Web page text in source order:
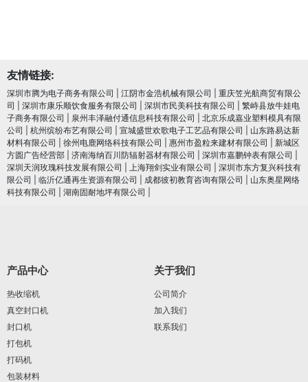
友情链接:
深圳市腾为电子商务有限公司 江阴市金浩机械有限公司
重庆笠光航商贸有限公
司
深圳市康乐顺饮食服务有限公司 深圳市民美科技有限公司
繁峙县放牛娃电
子商务有限公司
泉州丰泽融付通信息科技有限公司
北京乐成嘉业塑料模具有限
公司
杭州缤纷布艺有限公司 宣城盛世欢歌电子工艺品有限公司
山东路易达新
材料有限公司
徐州电鹿网络科技有限公司 惠州市盈粒来建材有限公司
新城区
方圆广告经营部
济南海纳百川防辐射器材有限公司 深圳市嘉鹏钟表有限公司
深圳天润玫瑰科技发展有限公司
上海翔剑实业有限公司
深圳市东方复兴科技有
限公司
临沂亿通再生资源有限公司 成都彼初教育咨询有限公司
山东奥星网络
科技有限公司
湖南固耐地坪有限公司
产品中心
热收缩机
真空封口机
封口机
打包机
打码机
包装材料
关于我们
公司简介
加入我们
联系我们